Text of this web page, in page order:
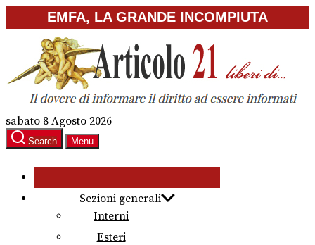
to
content
EMFA, LA GRANDE INCOMPIUTA
sabato 8 Agosto 2026
Search Menu
Sezioni generali
Interni
Esteri